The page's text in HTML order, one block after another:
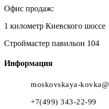
Офис продаж:
1 километр Киевского шоссе
Строймастер павильон 104
Информация
moskovskaya-
+7(499) 343-22-99